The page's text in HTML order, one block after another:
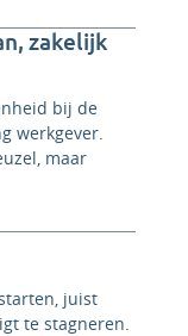
zakelijk
bij de
werkgever.
maar
juist
te stagneren.